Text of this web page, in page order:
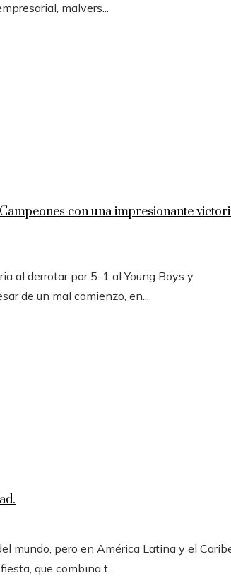
malvers...
con una impresionante
al derrotar por 5-1 al Young Boys y
de un mal comienzo, en...
mundo, pero en América Latina y el
que combina t...